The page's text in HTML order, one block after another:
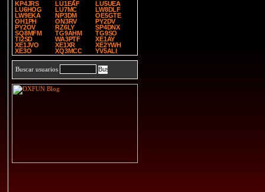
KP4JRS
LU1EAF
LU5UEA
LU6HOG
LU7MC
LW8DLF
LW9EKA
NP3DM
OE5GTE
OH1PH
ON3RV
PY2DV
PY2OV
RZ6LY
SP4DNX
SQ8MFM
TG9AHM
TG9SO
TI2SD
WA3PTF
XE1AY
XE1JVO
XE1XR
XE2YWH
XE3O
XQ3MCC YV5ALI
Buscar usuarios